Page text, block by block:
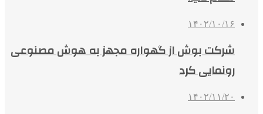
۱۴۰۲/۱۰/۱۶
شرکت بوش از گهواره مجهز به هوش مصنوعی
رونمایی کرد
۱۴۰۲/۱۱/۲۰